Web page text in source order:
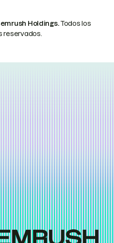
Holdings.Todos los
reservados.